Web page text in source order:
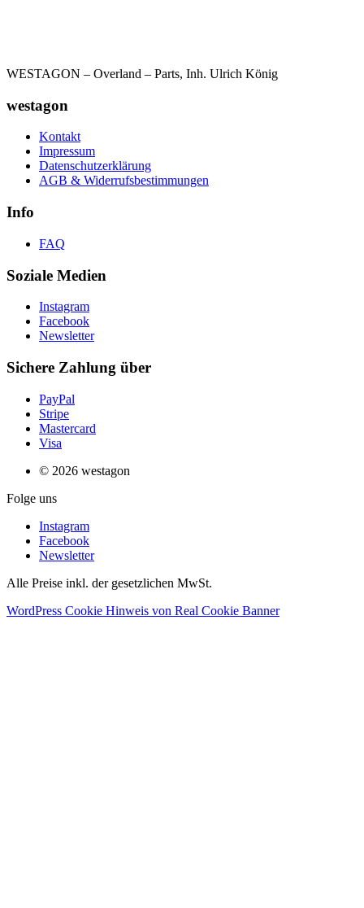
WESTAGON – Overland – Parts, Inh. Ulrich König
westagon
Kontakt
Impressum
Datenschutzerklärung
AGB & Widerrufsbestimmungen
Info
FAQ
Soziale Medien
Instagram
Facebook
Newsletter
Sichere Zahlung über
PayPal
Stripe
Mastercard
Visa
© 2026 westagon
Folge uns
Instagram
Facebook
Newsletter
Alle Preise inkl. der gesetzlichen MwSt.
WordPress Cookie Hinweis von Real Cookie Banner